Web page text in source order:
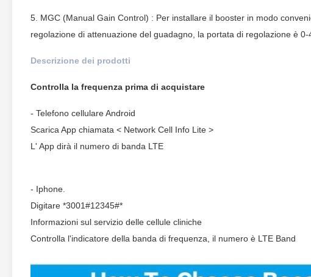
5. MGC (Manual Gain Control) : Per installare il booster in modo
regolazione di attenuazione del guadagno, la portata di regolazione è 0-
Descrizione dei prodotti
Controlla la frequenza prima di acquistare
- Telefono cellulare Android
Scarica App chiamata < Network Cell Info Lite >
L' App dirà il numero di banda LTE
- Iphone.
Digitare *3001#12345#*
Informazioni sul servizio delle cellule cliniche
Controlla l'indicatore della banda di frequenza, il numero è LTE Band